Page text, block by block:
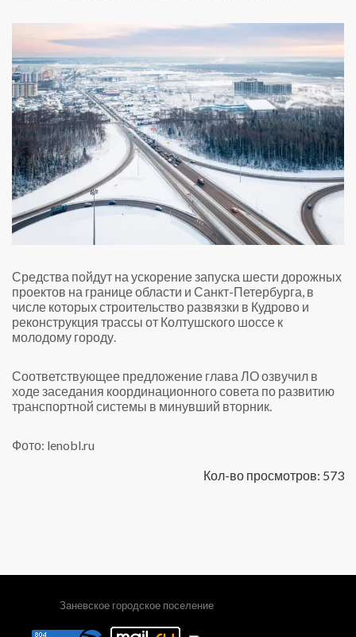
Средства пойдут на ускорение запуска шести дорожных
проектов на границе области и Санкт-Петербурга, в
числе которых строительство развязки в Кудрово и
реконструкция трассы от Колтушского шоссе к
молодому городу.
Соответствующее предложение глава ЛО озвучил в
ходе заседания координационного совета по развитию
транспортной системы в минувший вторник.
Фото: lenobl.ru
Кол-во просмотров: 573
Заневское городское поселение